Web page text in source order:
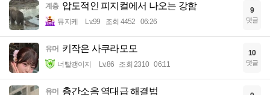
계층 압도적인 피지컬에서 나오는 강함
뮤지케 Lv.99 조회 4452 06:26
9
댓글
유머 키작은 사쿠라모모
너빨갱이지 Lv.86 조회 2310 06:11
10
댓글
유머 층간소음 역대급 해결법